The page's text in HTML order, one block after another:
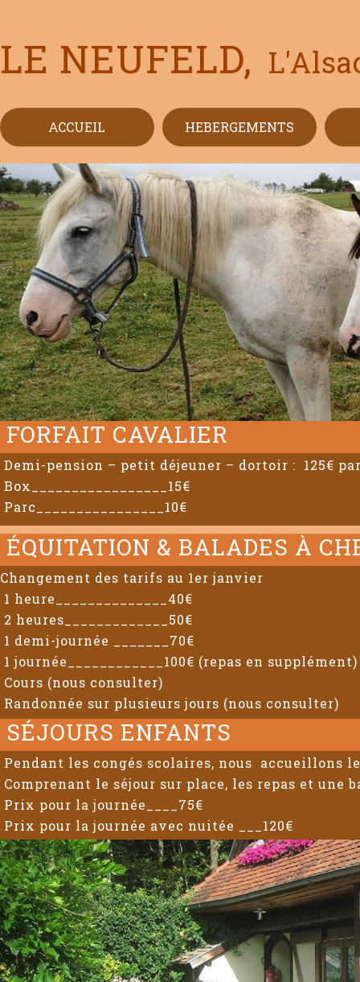
LE NEUFELD,
ACCUEIL HEBERGEMENTS
FORFAIT CAVALIER
Demi-pension – petit déjeuner – dortoir : 125€
Box_________________15€
Parc________________10€
ÉQUITATION & BALADES À
Changement des tarifs au 1er janvier
1 heure______________40€
2 heures_____________50€
1 demi-journée _______70€
1 journée____________100€ (repas en supplément)
Cours (nous consulter)
Randonnée sur plusieurs jours (nous consulter)
SÉJOURS ENFANTS
Pendant les congés scolaires, nous accueillons
Comprenant le séjour sur place, les repas et une
Prix pour la journée____75€
Prix pour la journée avec nuitée ___120€